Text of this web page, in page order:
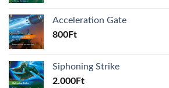
Acceleration Gate
800Ft
Siphoning Strike
2.000Ft